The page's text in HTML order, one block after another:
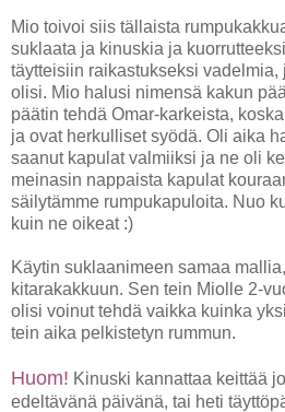
Mio toivoi siis tällaista
suklaata ja kinuskia ja
täytteisiin raikastukseksi vadelmia,
olisi. Mio halusi nimensä kakun
päätin tehdä Omar-karkeista,
ja ovat herkulliset syödä. Oli aika
saanut kapulat valmiiksi ja ne oli
meinasin nappaista kapulat
säilytämme rumpukapuloita. Nuo
kuin ne oikeat :)
Käytin suklaanimeen samaa
kitarakakkuun. Sen tein Miolle 2-
olisi voinut tehdä vaikka kuinka
tein aika pelkistetyn rummun.
Huom! Kinuski kannattaa keittää
edeltävänä päivänä, tai heti